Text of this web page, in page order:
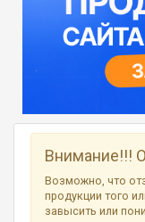
Внимание!!!
Возможно, что
продукции того
завысить или